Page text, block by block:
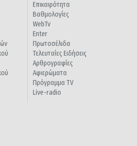
Επικαιρότητα
Βαθμολογίες
WebTv
Enter
Πρωτοσέλιδα
Τελευταίες Ειδήσεις
Αρθρογραφίες
Αφιερώματα
Πρόγραμμα TV
Live-radio